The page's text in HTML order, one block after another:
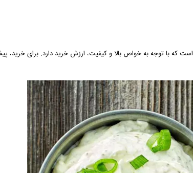
است که با توجه به خواص بالا و کیفیت، ارزش خرید دارد. برای خرید،